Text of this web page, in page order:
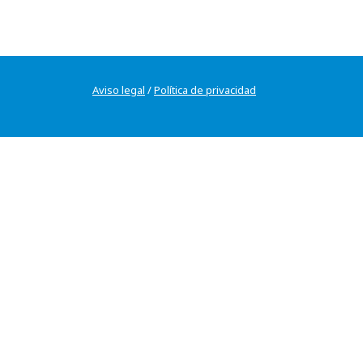
Aviso legal /Política de privacidad